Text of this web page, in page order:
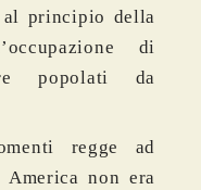
principio della
di
popolati da
regge ad
non era